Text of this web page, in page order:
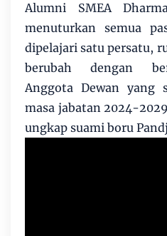
Alumni SMEA
menuturkan semua
dipelajari satu persatu,
berubah dengan
Anggota Dewan yang
masa jabatan 2024-
ungkap suami boru